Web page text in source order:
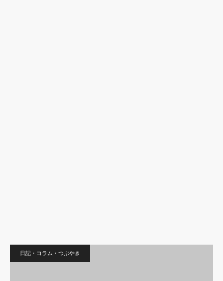
日記・コラム・つぶやき